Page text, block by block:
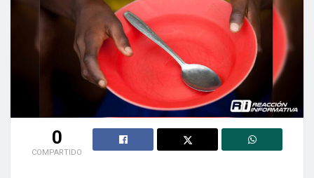
0
COMPARTIDO